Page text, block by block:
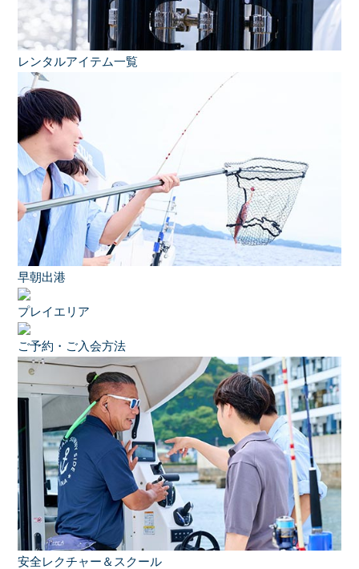
レンタルアイテム一覧
早朝出港
プレイエリア
ご予約・ご入会方法
安全レクチャー＆スクール